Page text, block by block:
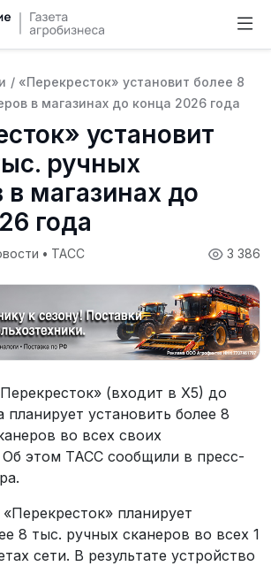
/ «Перекресток» установит более 8
в магазинах до конца 2026 года
установит
ручных
в магазинах до
года
3 386
• ТАСС
(входит в Х5) до
планирует установить более 8
во всех своих
Об этом ТАСС сообщили в пресс-
планирует
8 тыс. ручных сканеров во всех 1
сети. В результате устройство